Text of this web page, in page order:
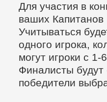
Для участия в
ваших
Учитываться
одного игрока,
могут игроки с 1-
Финалисты
победители